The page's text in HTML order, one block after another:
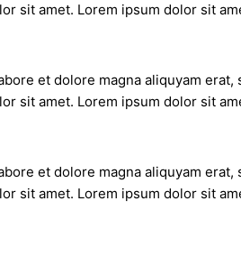
sit amet. Lorem ipsum dolor sit
et dolore magna aliquyam erat,
sit amet. Lorem ipsum dolor sit
et dolore magna aliquyam erat,
sit amet. Lorem ipsum dolor sit